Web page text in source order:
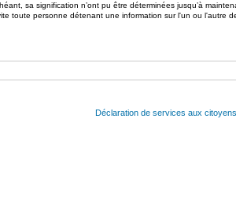
sa signification n’ont pu être déterminées jusqu’à
toute personne détenant une information sur l'un ou l'autre
Déclaration de services aux citoyens